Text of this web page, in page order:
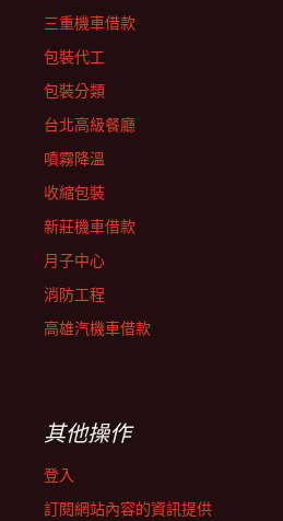
三重機車借款
包裝代工
包裝分類
台北高級餐廳
噴霧降溫
收縮包裝
新莊機車借款
月子中心
消防工程
高雄汽機車借款
其他操作
登入
訂閱網站內容的資訊提供